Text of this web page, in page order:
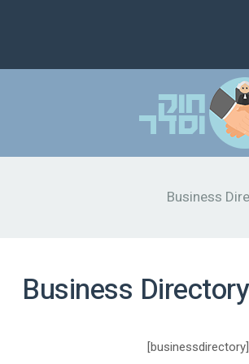
Business
Business Directory
[businessdirectory]